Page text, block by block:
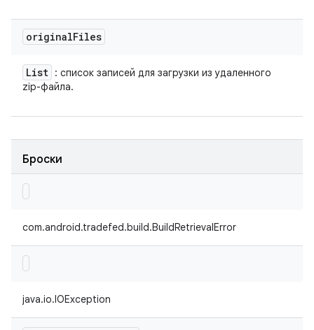
originalFiles
List : список записей для загрузки из удаленного
zip-файла.
Броски
com.android.tradefed.build.BuildRetrievalError
java.io.IOException